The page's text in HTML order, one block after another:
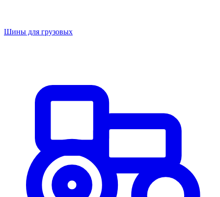
Шины для грузовых